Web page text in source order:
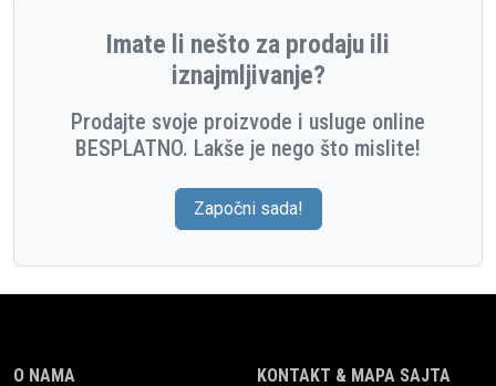
Imate li nešto za prodaju ili
iznajmljivanje?
Prodajte svoje proizvode i usluge online
BESPLATNO. Lakše je nego što mislite!
Započni sada!
O NAMA KONTAKT & MAPA SAJTA